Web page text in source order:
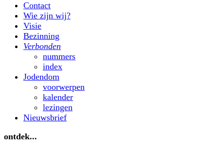
Contact
Wie zijn wij?
Visie
Bezinning
Verbonden
nummers
index
Jodendom
voorwerpen
kalender
lezingen
Nieuwsbrief
ontdek...